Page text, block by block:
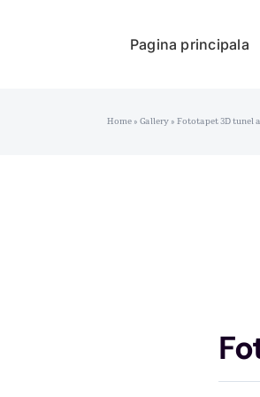
Pagina principala
Home»Gallery»Fototapet 3D tunel